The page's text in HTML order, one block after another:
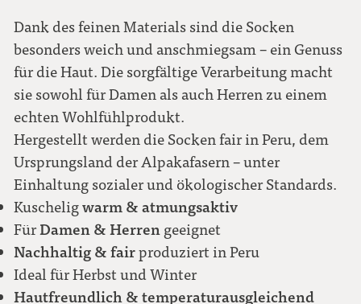
Dank des feinen Materials sind die Socken
besonders weich und anschmiegsam – ein Genuss
für die Haut. Die sorgfältige Verarbeitung macht
sie sowohl für Damen als auch Herren zu einem
echten Wohlfühlprodukt.
Hergestellt werden die Socken fair in Peru, dem
Ursprungsland der Alpakafasern – unter
Einhaltung sozialer und ökologischer Standards.
Kuscheligwarm & atmungsaktiv
FürDamen & Herren geeignet
Nachhaltig & fairproduziert in Peru
Ideal für Herbst und Winter
Hautfreundlich & temperaturausgleichend